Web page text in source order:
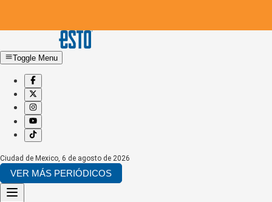
Toggle Menu
Ciudad de Mexico, 6 de agosto de 2026
VER MÁS PERIÓDICOS